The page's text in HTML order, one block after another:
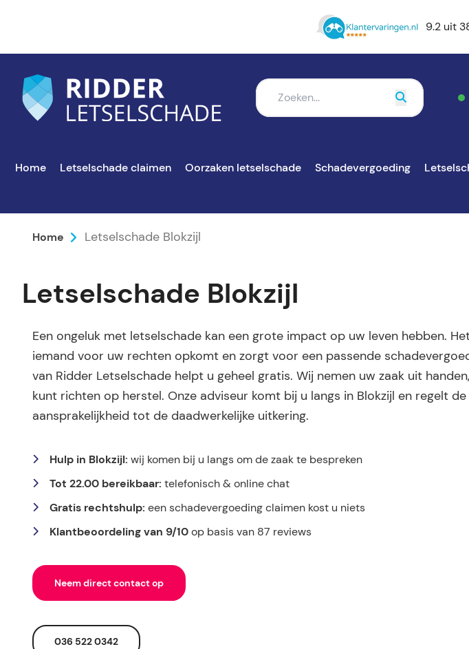
9.2 uit
Home Letselschade claimen Oorzaken letselschade Schadevergoeding
Home Letselschade Blokzijl
Letselschade Blokzijl
Een ongeluk met letselschade kan een grote impact op uw leven hebben.
iemand voor uw rechten opkomt en zorgt voor een passende
van Ridder Letselschade helpt u geheel gratis. Wij nemen uw zaak uit
kunt richten op herstel. Onze adviseur komt bij u langs in Blokzijl en regelt de
aansprakelijkheid tot de daadwerkelijke uitkering.
Hulp in Blokzijl: wij komen bij u langs om de zaak te bespreken
Tot 22.00 bereikbaar: telefonisch & online chat
Gratis rechtshulp: een schadevergoeding claimen kost u niets
Klantbeoordeling van 9/10op basis van 87 reviews
Neem direct contact op
036 522 0342